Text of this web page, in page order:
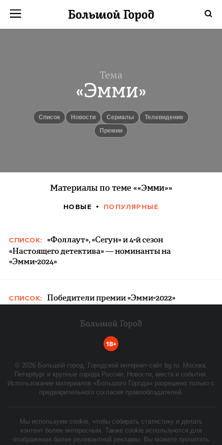
Тема
«Эмми»
Список новости сериалы
телевидение
премии
Материалы по теме ««Эмми»»
НОВЫЕ ПОПУЛЯРНЫЕ
СПИСОК:
«Фоллаут», «Сегун» и 4-й сезон
«Настоящего детектива» — номинанты на
«Эмми-2024»
СПИСОК: Победители премии «Эмми-2022»
18+
© 2026 Большой город. Городской интернет-сайт bg.ru. Москва,
Петербург и крупные города России. Новости, места и события.
Использование материалов «Большого Города» разрешено только с
предварительного согласия правообладателей.
Мы используем cookie, чтобы собирать статистику и делать
контент более интересным. Также cookie используются для
отображения более релевантной рекламы. Вы можете прочитать